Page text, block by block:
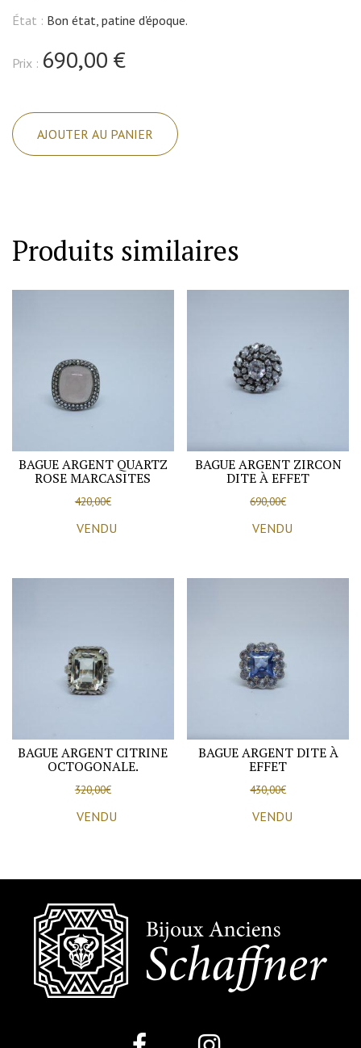
État : Bon état, patine d'époque.
Prix : 690,00 €
de
Bague
et
AJOUTER AU PANIER
Produits similaires
BAGUE ARGENT QUARTZ
ROSE MARCASITES
420,00€
VENDU
BAGUE ARGENT ZIRCON
DITE À EFFET
690,00€
VENDU
BAGUE ARGENT CITRINE
OCTOGONALE.
320,00€
VENDU
BAGUE ARGENT DITE À
EFFET
430,00€
VENDU